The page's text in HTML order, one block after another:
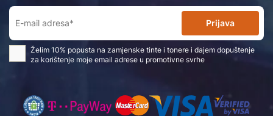
Prijava
Želim 10% popusta na zamjenske tinte i tonere i dajem dopuštenje
za korištenje moje email adrese u promotivne svrhe